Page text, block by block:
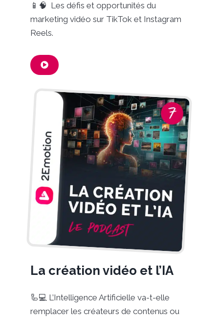
📱🧠 Les défis et opportunités du
marketing vidéo sur TikTok et Instagram
Reels.
La création vidéo et l’IA
🦾💻 L’Intelligence Artificielle va-t-elle
remplacer les créateurs de contenus ou